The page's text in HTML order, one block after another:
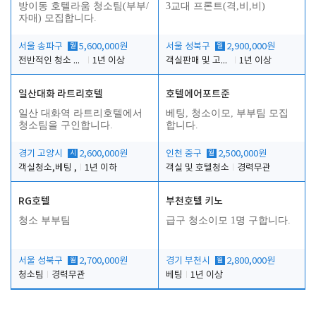
방이동 호텔라움 청소팀(부부/
자매) 모집합니다.
서울 송파구 월 5,600,000원
전반적인 청소 업무(객실청소.객실정리)
1년 이상
3교대 프론트(격,비,비)
서울 성북구 월 2,900,000원
객실판매 및 고객응대
1년 이상
일산대화 라트리호텔
일산 대화역 라트리호텔에서
청소팀을 구인합니다.
경기 고양시 시
2,600,000원
객실청소,베팅 ,
1년 이하
호텔에어포트준
베팅, 청소이모, 부부팀 모집
합니다.
인천 중구 월 2,500,000원
객실 및 호텔청소
경력무관
RG호텔
청소 부부팀
서울 성북구 월 2,700,000원
청소팀
경력무관
부천호텔 키노
급구 청소이모 1명 구합니다.
경기 부천시 월 2,800,000원
베팅
1년 이상